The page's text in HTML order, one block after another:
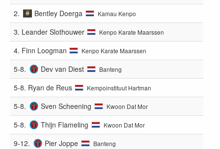
2. Bentley Doerga Kamau Kenpo
3. Leander Slothouwer Kenpo Karate Maarssen
4. Finn Loogman Kenpo Karate Maarssen
5-8. Dev van Diest Banteng
5-8. Ryan de Reus Kempoinstituut Hartman
5-8. Sven Scheening Kwoon Dat Mor
5-8. Thijn Flameling Kwoon Dat Mor
9-12. Pier Joppe Banteng